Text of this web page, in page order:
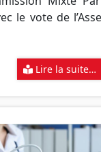
le vote de
Lire la suite…